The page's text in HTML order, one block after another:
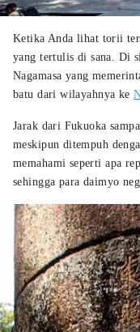
Ketika Anda lihat torii
yang tertulis di sana. Di
Nagamasa yang
batu dari wilayahnya ke
Jarak dari Fukuoka
meskipun ditempuh
memahami seperti apa
sehingga para daimyo